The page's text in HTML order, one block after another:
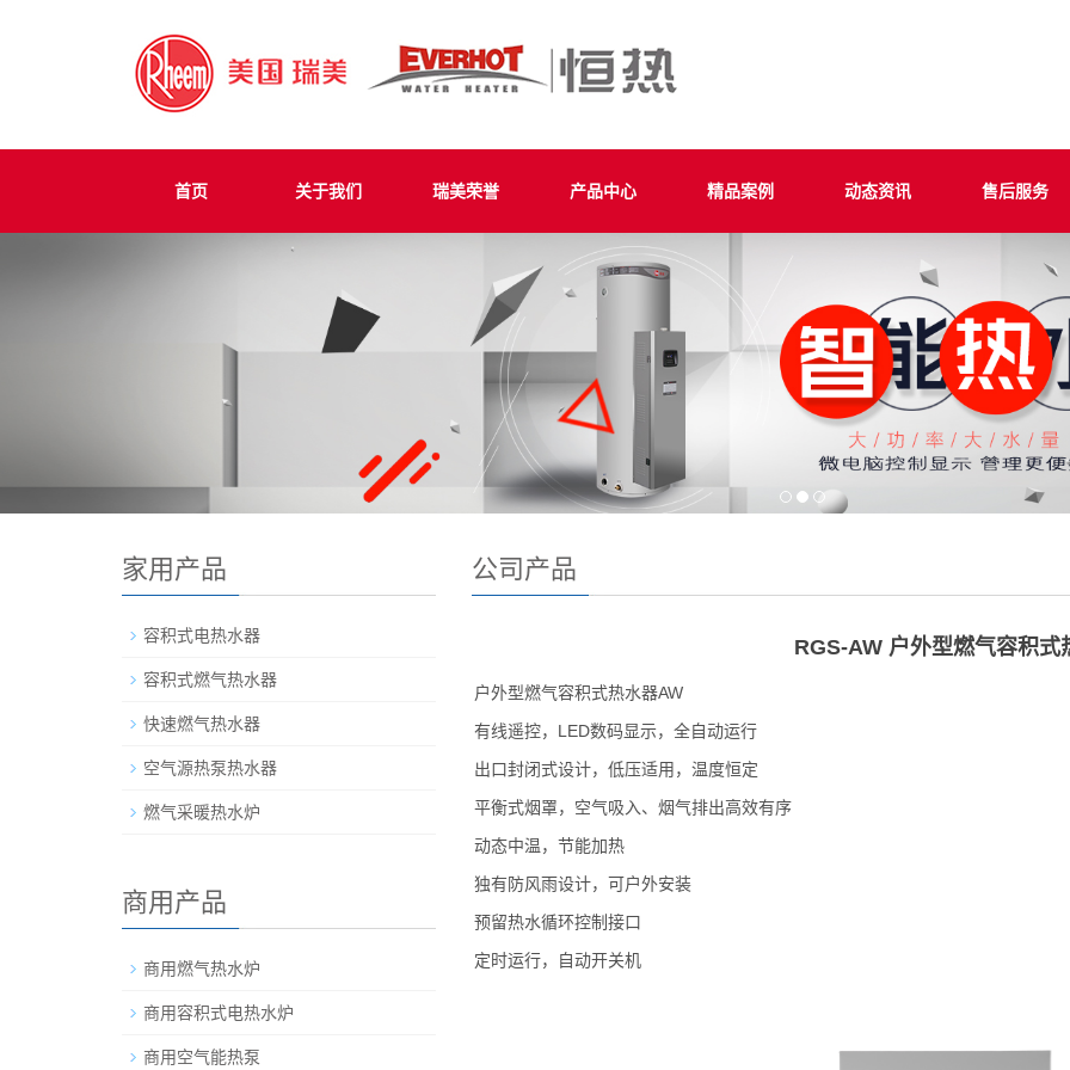
首页 关于我们 瑞美荣誉 产品中心 精品案例 动态资讯 售后服务
公司产品
RGS-AW 户外型燃气容积式
户外型燃气容积式热水器AW
有线遥控，LED数码显示，全自动运行
出口封闭式设计，低压适用，温度恒定
平衡式烟罩，空气吸入、烟气排出高效有序
动态中温，节能加热
独有防风雨设计，可户外安装
预留热水循环控制接口
定时运行，自动开关机
家用产品
容积式电热水器
容积式燃气热水器
快速燃气热水器
空气源热泵热水器
燃气采暖热水炉
商用产品
商用燃气热水炉
商用容积式电热水炉
商用空气能热泵